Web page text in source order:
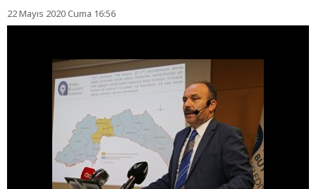
22 Mayıs 2020 Cuma 16:56